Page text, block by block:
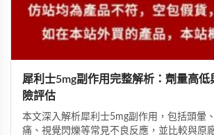
犀利士5mg副作用完整解析：劑量高低
險評估
本文深入解析犀利士5mg副作用，包括頭暈
痛、視覺閃爍等常見不良反應，並比較與原